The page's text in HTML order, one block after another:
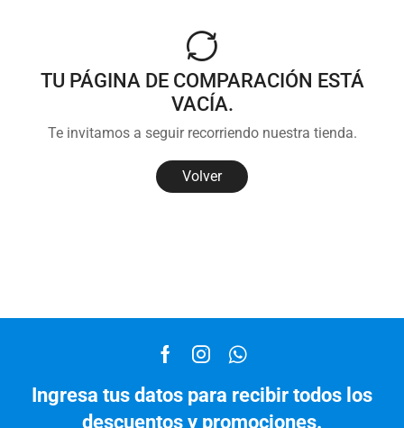
TU PÁGINA DE COMPARACIÓN ESTÁ
VACÍA.
Te invitamos a seguir recorriendo nuestra tienda.
Volver
Ingresa tus datos para recibir todos los
descuentos y promociones.